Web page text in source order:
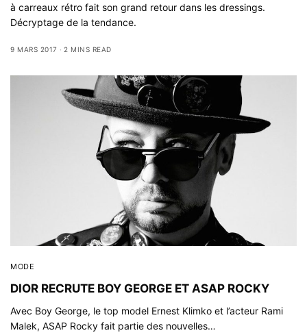
à carreaux rétro fait son grand retour dans les dressings.
Décryptage de la tendance.
9 MARS 2017 2 MINS READ
MODE
DIOR RECRUTE BOY GEORGE ET ASAP ROCKY
Avec Boy George, le top model Ernest Klimko et l’acteur Rami
Malek, ASAP Rocky fait partie des nouvelles…